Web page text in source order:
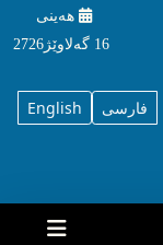
هه‌ینی
16 گه‌لاوێژ2726
English فارسی